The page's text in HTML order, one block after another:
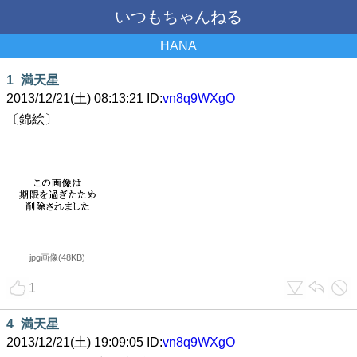
いつもちゃんねる
HANA
1 満天星
2013/12/21(土) 08:13:21 ID:vn8q9WXgO
〔錦絵〕
jpg画像(48KB)
1
4 満天星
2013/12/21(土) 19:09:05 ID:vn8q9WXgO